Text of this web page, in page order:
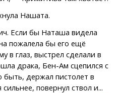
Нашата.
Если бы Наташа видела
пожалела бы его ещё
в глаз, выстрел сделали в
драка, Бен-Ам сцепился с
держал пистолет в
повернул ствол и...